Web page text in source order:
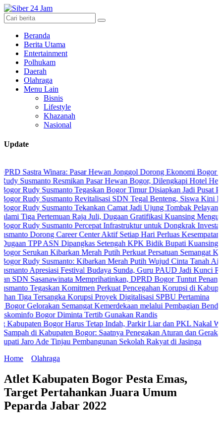
Beranda
Berita Utama
Entertainment
Polhukam
Daerah
Olahraga
Menu Lain
Bisnis
Lifestyle
Khazanah
Nasional
Update
Winara: Pasar Hewan Jonggol Dorong Ekonomi Bogor Timur
Resmikan Pasar Hewan Bogor, Dilengkapi Hotel Hewan dan
Susmanto Tegaskan Bogor Timur Disiapkan Jadi Pusat
Susmanto Revitalisasi SDN Tegal Benteng, Siswa Kini Belajar
Susmanto Tekankan Camat Jadi Ujung Tombak Pelayanan
Pertemuan Raja Juli, Dugaan Gratifikasi Kuansing Menguat
Susmanto Percepat Infrastruktur untuk Dongkrak Investasi
Career Center Aktif Setiap Hari Perluas Kesempatan Kerja
ASN Dipangkas Setengah KPK Bidik Bupati Kuansing
Kibarkan Merah Putih Perkuat Persatuan Semangat
Susmanto: Kibarkan Merah Putih Wujud Cinta Tanah Air
Festival Budaya Sunda, Guru PAUD Jadi Kunci Pendidikan
Memprihatinkan, DPRD Bogor Tuntut Penanganan
Komitmen Perkuat Pencegahan Korupsi di Kabupaten Bogor
Korupsi Proyek Digitalisasi SPBU Pertamina
Semangat Kemerdekaan melalui Pembagian Bendera Merah
Diminta Tertib Gunakan Randis
Bogor Harus Tetap Indah, Parkir Liar dan PKL Nakal Wajib
Kabupaten Bogor: Saatnya Penegakan Aturan dan Gerakan
Ade Tinjau Pembangunan Sekolah Rakyat di Jasinga
Home
Olahraga
Atlet Kabupaten Bogor Pesta Emas,
Target Pertahankan Juara Umum
Peparda Jabar 2022